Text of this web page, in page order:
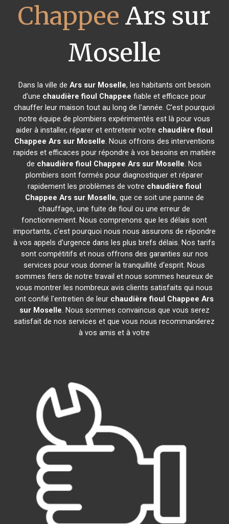
Chappee Ars sur
Moselle
Dans la ville de Ars sur Moselle, les habitants ont besoin
d'une chaudière fioul Chappee fiable et efficace pour
chauffer leur maison tout au long de l'année. C'est pourquoi
notre équipe de plombiers expérimentés est là pour vous
aider à installer, réparer et entretenir votre chaudière fioul
Chappee Ars sur Moselle. Nous offrons des interventions
rapides et efficaces pour répondre à vos besoins en matière
de chaudière fioul Chappee Ars sur Moselle. Nos
plombiers sont formés pour diagnostiquer et réparer
rapidement les problèmes de votre chaudière fioul
Chappee Ars sur Moselle, que ce soit une panne de
chauffage, une fuite de fioul ou une erreur de
fonctionnement. Nous comprenons que les délais sont
importants, c'est pourquoi nous nous assurons de répondre
à vos appels d'urgence dans les plus brefs délais. Nos tarifs
sont compétitifs et nous offrons des garanties sur nos
services pour vous donner la tranquillité d'esprit. Nous
sommes fiers de notre travail et nous sommes heureux de
vous montrer les nombreux avis clients satisfaits qui nous
ont confié l'entretien de leur chaudière fioul Chappee Ars
sur Moselle. Nous sommes convaincus que vous serez
satisfait de nos services et que vous nous recommanderez
à vos amis et à votre